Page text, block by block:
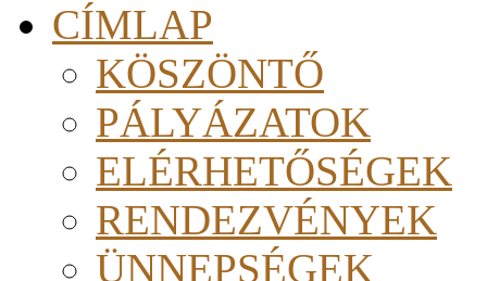
CÍMLAP
KÖSZÖNTŐ
PÁLYÁZATOK
ELÉRHETŐSÉGEK
RENDEZVÉNYEK
ÜNNEPSÉGEK